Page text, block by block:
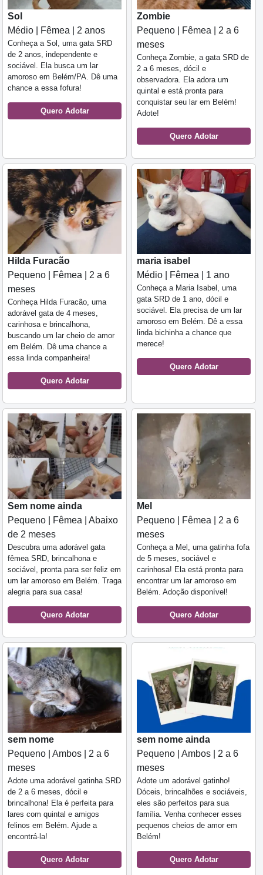
Sol
Médio | Fêmea | 2 anos
Conheça a Sol, uma gata SRD
de 2 anos, independente e
sociável. Ela busca um lar
amoroso em Belém/PA. Dê uma
chance a essa fofura!
Quero Adotar
Zombie
Pequeno | Fêmea | 2 a 6
meses
Conheça Zombie, a gata SRD de
2 a 6 meses, dócil e
observadora. Ela adora um
quintal e está pronta para
conquistar seu lar em Belém!
Adote!
Quero Adotar
Hilda Furacão
Pequeno | Fêmea | 2 a 6
meses
Conheça Hilda Furacão, uma
adorável gata de 4 meses,
carinhosa e brincalhona,
buscando um lar cheio de amor
em Belém. Dê uma chance a
essa linda companheira!
Quero Adotar
maria isabel
Médio | Fêmea | 1 ano
Conheça a Maria Isabel, uma
gata SRD de 1 ano, dócil e
sociável. Ela precisa de um lar
amoroso em Belém. Dê a essa
linda bichinha a chance que
merece!
Quero Adotar
Sem nome ainda
Pequeno | Fêmea | Abaixo
de 2 meses
Descubra uma adorável gata
fêmea SRD, brincalhona e
sociável, pronta para ser feliz em
um lar amoroso em Belém. Traga
alegria para sua casa!
Quero Adotar
Mel
Pequeno | Fêmea | 2 a 6
meses
Conheça a Mel, uma gatinha fofa
de 5 meses, sociável e
carinhosa! Ela está pronta para
encontrar um lar amoroso em
Belém. Adoção disponível!
Quero Adotar
sem nome
Pequeno | Ambos | 2 a 6
meses
Adote uma adorável gatinha SRD
de 2 a 6 meses, dócil e
brincalhona! Ela é perfeita para
lares com quintal e amigos
felinos em Belém. Ajude a
encontrá-la!
Quero Adotar
sem nome ainda
Pequeno | Ambos | 2 a 6
meses
Adote um adorável gatinho!
Dóceis, brincalhões e sociáveis,
eles são perfeitos para sua
família. Venha conhecer esses
pequenos cheios de amor em
Belém!
Quero Adotar